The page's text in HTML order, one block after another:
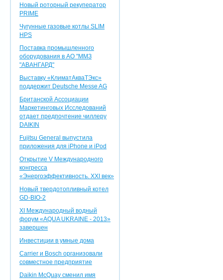
Новый роторный рекуператор
PRIME
Чугунные газовые котлы SLIM
HPS
Поставка промышленного
оборудования в АО "ММЗ
"АВАНГАРД"
Выставку «КлиматАкваТЭкс»
поддержит Deutsche Messe AG
Британской Ассоциации
Маркетинговых Исследований
отдает предпочтение чиллеру
DAIKIN
Fujitsu General выпустила
приложения для iPhone и iPod
Открытие V Международного
конгресса
«Энергоэффективность. XXI век»
Новый твердотопливный котел
GD-BIO-2
XI Международный водный
форум «AQUA UKRAINE - 2013»
завершен
Инвестиции в умные дома
Carrier и Bosch организовали
совместное предприятие
Daikin McQuay сменил имя